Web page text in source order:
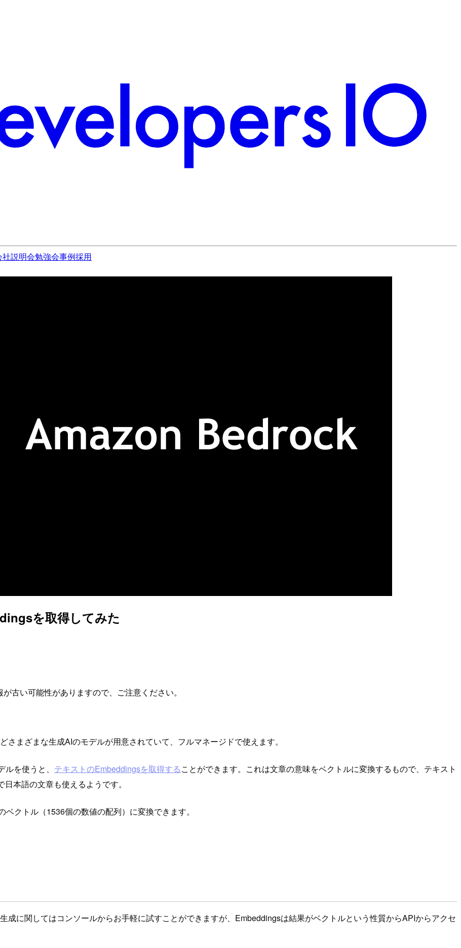
社説明会勉強会事例採用
を取得してみた
古い可能性がありますので、ご注意ください。
まざまな生成AIのモデルが用意されていて、フルマネージドで使えます。
を使うと、 テキストのEmbeddingsを取得することができます。これは文章の意味をベクトルに変換するもので、テキスト
本語の文章も使えるようです。
クトル（1536個の数値の配列）に変換できます。
成に関してはコンソールからお手軽に試すことができますが、Embeddingsは結果がベクトルという性質からAPIからアクセ